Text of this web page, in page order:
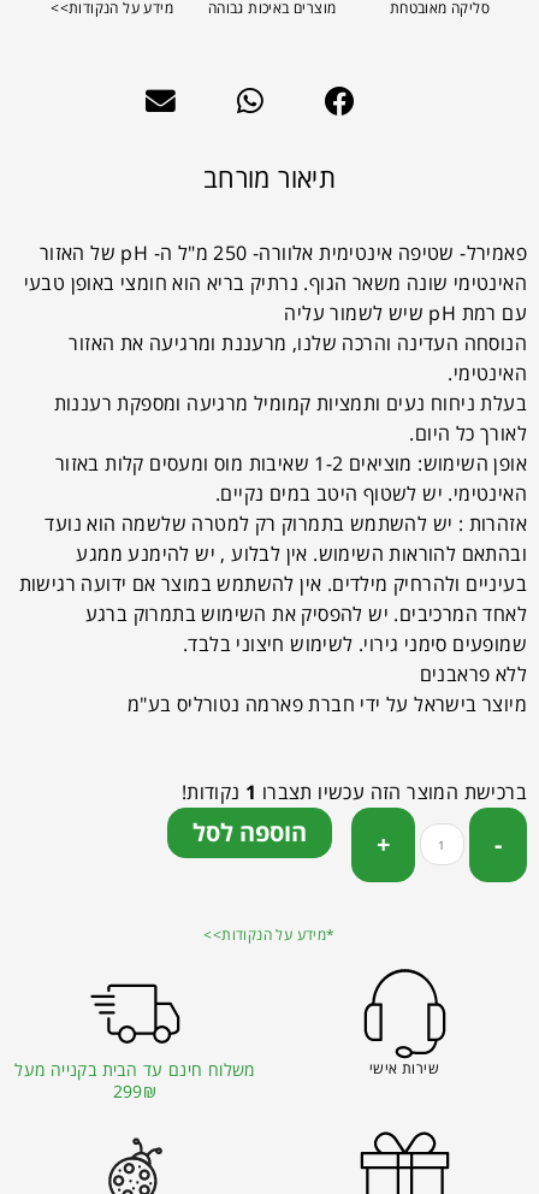
סליקה מאובטחת מוצרים באיכות גבוהה מידע על הנקודות>>
תיאור מורחב
פאמירל- שטיפה אינטימית אלוורה- 250 מ"ל ה- pH של האזור
האינטימי שונה משאר הגוף. נרתיק בריא הוא חומצי באופן טבעי
עם רמת pH שיש לשמור עליה
הנוסחה העדינה והרכה שלנו, מרעננת ומרגיעה את האזור
האינטימי.
בעלת ניחוח נעים ותמציות קמומיל מרגיעה ומספקת רעננות
לאורך כל היום.
אופן השימוש: מוציאים 1-2 שאיבות מוס ומעסים קלות באזור
האינטימי. יש לשטוף היטב במים נקיים.
אזהרות : יש להשתמש בתמרוק רק למטרה שלשמה הוא נועד
ובהתאם להוראות השימוש. אין לבלוע , יש להימנע ממגע
בעיניים ולהרחיק מילדים. אין להשתמש במוצר אם ידועה רגישות
לאחד המרכיבים. יש להפסיק את השימוש בתמרוק ברגע
שמופעים סימני גירוי. לשימוש חיצוני בלבד.
ללא פראבנים
מיוצר בישראל על ידי חברת פארמה נטורליס בע"מ
ברכישת המוצר הזה עכשיו תצברו 1 נקודות!
הוספה לסל
*מידע על הנקודות>>
שירות אישי
משלוח חינם עד הבית בקנייה מעל
299₪